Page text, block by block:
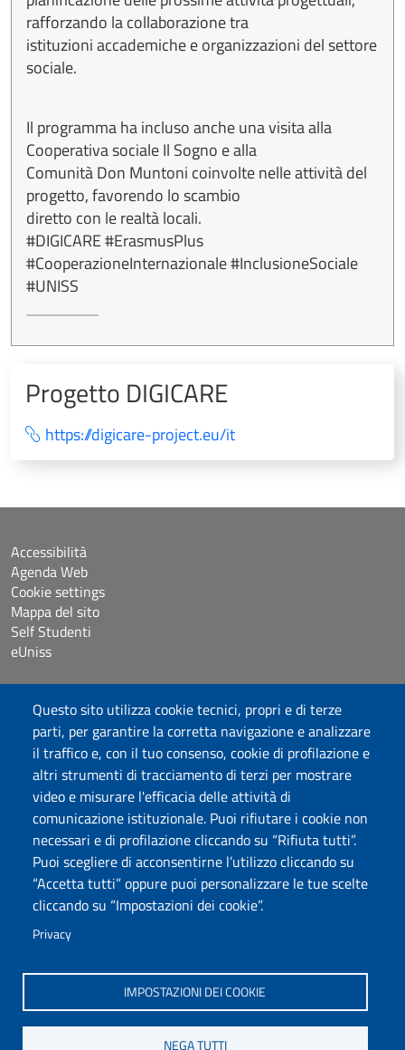
Questo sito utilizza cookie tecnici, propri e di terze
parti, per garantire la corretta navigazione e analizzare
il traffico e, con il tuo consenso, cookie di profilazione e
altri strumenti di tracciamento di terzi per mostrare
video e misurare l'efficacia delle attività di
comunicazione istituzionale. Puoi rifiutare i cookie non
necessari e di profilazione cliccando su “Rifiuta tutti”.
Puoi scegliere di acconsentirne l’utilizzo cliccando su
“Accetta tutti” oppure puoi personalizzare le tue scelte
cliccando su “Impostazioni dei cookie”.
Privacy
IMPOSTAZIONI DEI COOKIE
NEGA TUTTI
rafforzando la collaborazione tra
istituzioni accademiche e organizzazioni del settore
sociale.
Il programma ha incluso anche una visita alla
Cooperativa sociale Il Sogno e alla
Comunità Don Muntoni coinvolte nelle attività del
progetto, favorendo lo scambio
diretto con le realtà locali.
#DIGICARE #ErasmusPlus
#CooperazioneInternazionale #InclusioneSociale
#UNISS
Progetto DIGICARE
https://digicare-project.eu/it
Università degli Studi di Sassari
Dipartimento di Storia, Scienze dell’Uomo e
della Formazione
Via Maurizio Zanfarino 62, 07100 Sassari
www.uniss.it
Accessibilità
Agenda Web
Cookie settings
Mappa del sito
Self Studenti
eUniss
Bandi
Dichiarazione di accessibilità
Posta elettronica @uniss.it
Protocollo
Seguici su